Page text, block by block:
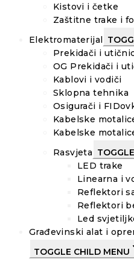
Kistovi i četke
Zaštitne trake i
Elektromaterijal
Prekidači i
OG Prekidači i
Kablovi i vodiči
Sklopna tehnika
Osigurači i
Kabelske
Kabelske
Rasvjeta
LED trake
Linearna i
Reflektori
Reflektori
Led
Građevinski alat i
TOGGLE CHILD MENU